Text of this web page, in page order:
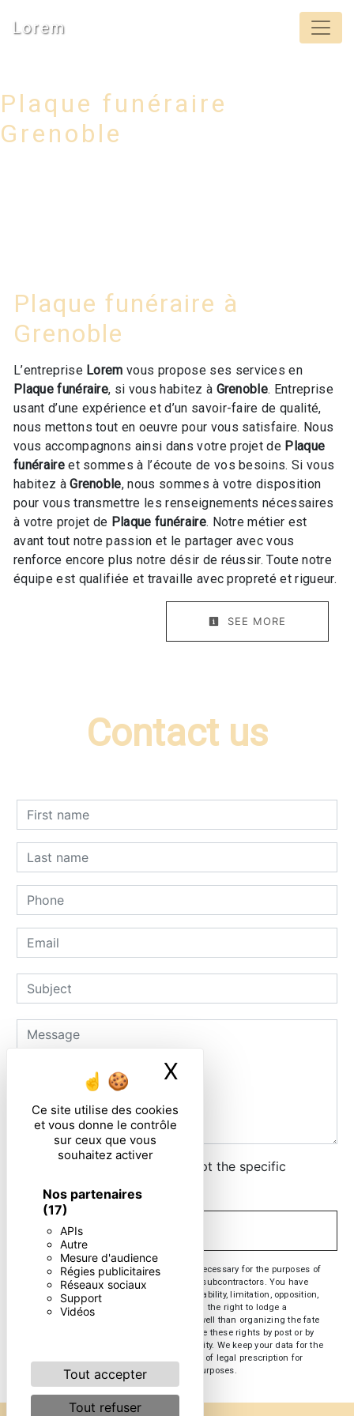
Ce site utilise des cookies
et vous donne le contrôle
sur ceux que vous
souhaitez activer
Nos partenaires
(17)
APIs
Autre
Mesure d'audience
Régies publicitaires
Réseaux sociaux
Support
Vidéos
Tout accepter
Tout refuser
X
Lorem
Plaque funéraire
Grenoble
Plaque funéraire à
Grenoble
L’entreprise Lorem vous propose ses services en
Plaque funéraire, si vous habitez à Grenoble. Entreprise
usant d’une expérience et d’un savoir-faire de qualité,
nous mettons tout en oeuvre pour vous satisfaire. Nous
vous accompagnons ainsi dans votre projet de Plaque
funéraireet sommes à l’écoute de vos besoins. Si vous
habitez àGrenoble, nous sommes à votre disposition
pour vous transmettre les renseignements nécessaires
à votre projet de Plaque funéraire. Notre métier est
avant tout notre passion et le partager avec vous
renforce encore plus notre désir de réussir. Toute notre
équipe est qualifiée et travaille avec propreté et rigueur.
SEE MORE
Contact us
By checking this box, I accept the specific
conditions below **
** The personal data communicated are necessary for the purposes of
contacting you. They are intended and its subcontractors. You have
rights of access, rectification, erasure, portability, limitation, opposition,
withdrawal of your consent at any time and the right to lodge a
complaint with a supervisory authority, as well than organizing the fate
of your post-mortem data. You can exercise these rights by post or by
email. You may be asked for proof of identity. We keep your data for the
period of contact and then for the duration of legal prescription for
probationary and litigation management purposes.